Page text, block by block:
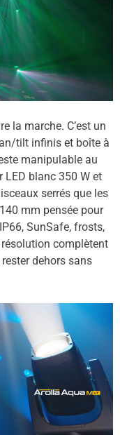
la marche. C’est un
tilt infinis et boîte à
manipulable au
blanc 350 W et
serrés que les
mm pensée pour
SunSafe, frosts,
complètent
dehors sans